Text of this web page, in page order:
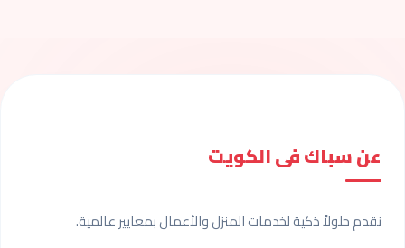
عن سباك فى الكويت
نقدم حلولاً ذكية لخدمات المنزل والأعمال بمعايير عالمية.